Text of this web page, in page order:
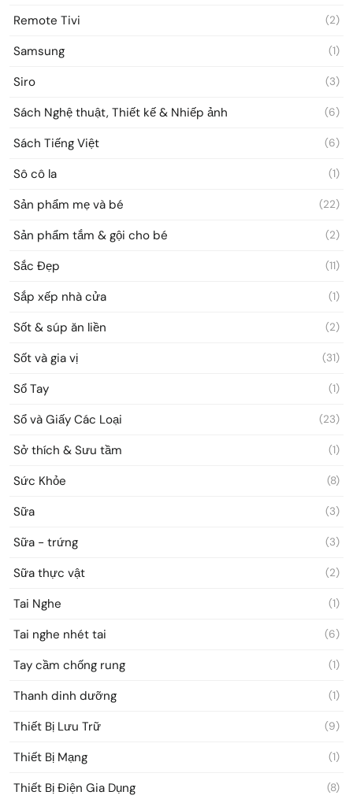
Remote Tivi (2)
Samsung (1)
Siro (3)
Sách Nghệ thuật, Thiết kế & Nhiếp ảnh (6)
Sách Tiếng Việt (6)
Sô cô la (1)
Sản phẩm mẹ và bé (22)
Sản phẩm tắm & gội cho bé (2)
Sắc Đẹp (11)
Sắp xếp nhà cửa (1)
Sốt & súp ăn liền (2)
Sốt và gia vị (31)
Sổ Tay (1)
Sổ và Giấy Các Loại (23)
Sở thích & Sưu tầm (1)
Sức Khỏe (8)
Sữa (3)
Sữa - trứng (3)
Sữa thực vật (2)
Tai Nghe (1)
Tai nghe nhét tai (6)
Tay cầm chống rung (1)
Thanh dinh dưỡng (1)
Thiết Bị Lưu Trữ (9)
Thiết Bị Mạng (1)
Thiết Bị Điện Gia Dụng (8)